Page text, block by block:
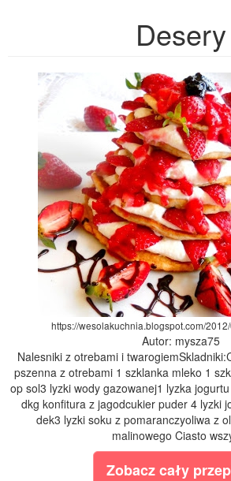
Desery
https://wesolakuchnia.blogspot.com/
Autor: mysza75
Nalesniki z otrebami i
pszenna z otrebami 1 szklanka mleko 1
op sol3 lyzki wody gazowanej1 lyzka
dkg konfitura z jagodcukier puder 4 lyzki
dek3 lyzki soku z pomaranczyoliwa z
malinowego Ciasto
Zobacz cały